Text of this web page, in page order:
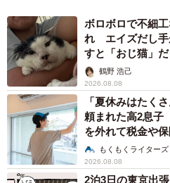
2026.08.07
【漫画】周囲の
干せる！最近人
が…実際住んでみ
中瀬 えみ
2026.08.07
ラストライブ控
まいどなニュース